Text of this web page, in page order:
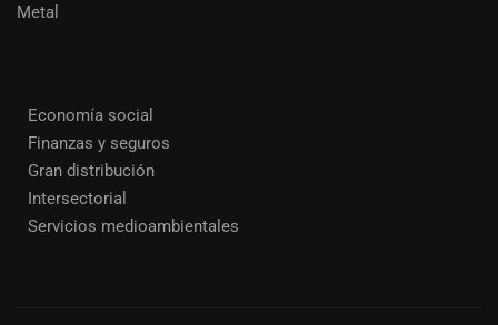
Metal
Economía social
Finanzas y seguros
Gran distribución
Intersectorial
Servicios medioambientales